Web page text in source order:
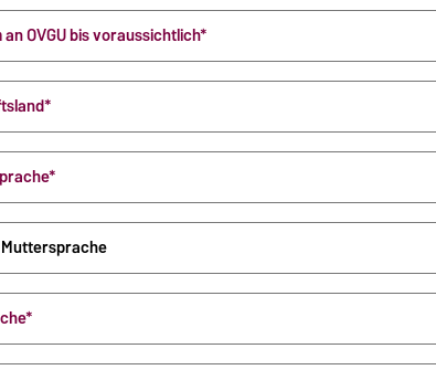
OVGU bis voraussichtlich*